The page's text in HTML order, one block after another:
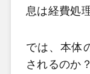
息は経費処
では、本体
されるのか？